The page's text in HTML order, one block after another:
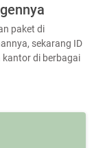
paket di
sekarang ID
kantor di berbagai